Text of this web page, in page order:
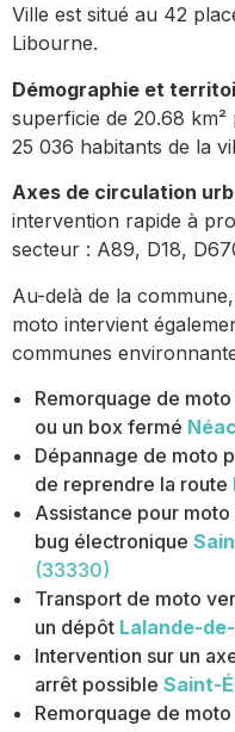
Ville est situé au 42
Libourne.
Démographie et
superficie de 20.68 km²
25 036 habitants de la
Axes de circulation
intervention rapide à
secteur : A89, D18,
Au-delà de la
moto intervient
communes
Remorquage de
ou un box fermé Néac
Dépannage de moto
de reprendre la route
Assistance pour
bug électronique
(33330)
Transport de moto
un dépôt Lalande-
Intervention sur un
arrêt possible Saint-
Remorquage de